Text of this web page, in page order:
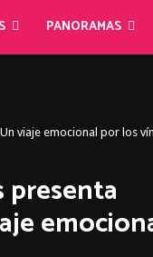
PANORAMAS
viaje emocional por los
presenta